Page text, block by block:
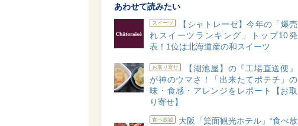
あわせて読みたい
スイーツ
【シャトレーゼ】今年の「爆売
れスイーツランキング」トップ10発
表！1位は北海道産の和スイーツ
お取り寄せ
【湖池屋】の『工場直送便』
が神のウマさ！「出来たてポテチ」の
味・食感・アレンジをレポート【お取
り寄せ】
食べ放題
大阪「箕面観光ホテル」“食べ放